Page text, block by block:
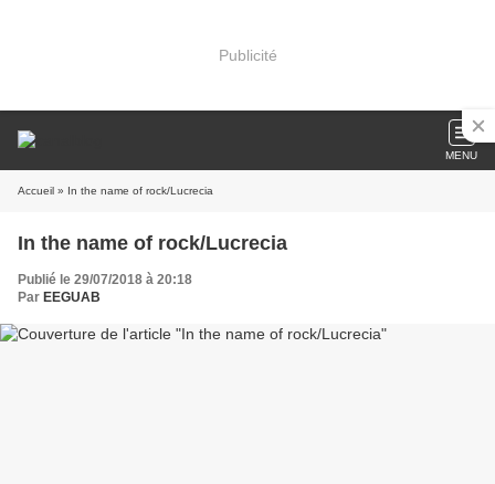
Publicité
MENU
Accueil » In the name of rock/Lucrecia
In the name of rock/Lucrecia
Publié le 29/07/2018 à 20:18
Par EEGUAB